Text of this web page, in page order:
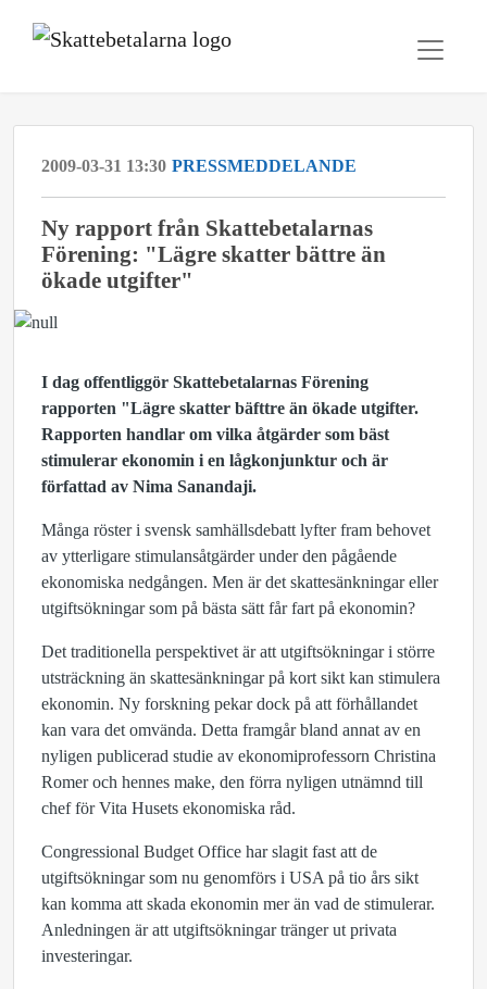
2009-03-31 13:30 PRESSMEDDELANDE
Ny rapport från Skattebetalarnas
Förening: "Lägre skatter bättre än
ökade utgifter"
I dag offentliggör Skattebetalarnas Förening
rapporten "Lägre skatter bäfttre än ökade utgifter.
Rapporten handlar om vilka åtgärder som bäst
stimulerar ekonomin i en lågkonjunktur och är
författad av Nima Sanandaji.
Många röster i svensk samhällsdebatt lyfter fram behovet
av ytterligare stimulansåtgärder under den pågående
ekonomiska nedgången. Men är det skattesänkningar eller
utgiftsökningar som på bästa sätt får fart på ekonomin?
Det traditionella perspektivet är att utgiftsökningar i större
utsträckning än skattesänkningar på kort sikt kan stimulera
ekonomin. Ny forskning pekar dock på att förhållandet
kan vara det omvända. Detta framgår bland annat av en
nyligen publicerad studie av ekonomiprofessorn Christina
Romer och hennes make, den förra nyligen utnämnd till
chef för Vita Husets ekonomiska råd.
Congressional Budget Office har slagit fast att de
utgiftsökningar som nu genomförs i USA på tio års sikt
kan komma att skada ekonomin mer än vad de stimulerar.
Anledningen är att utgiftsökningar tränger ut privata
investeringar.